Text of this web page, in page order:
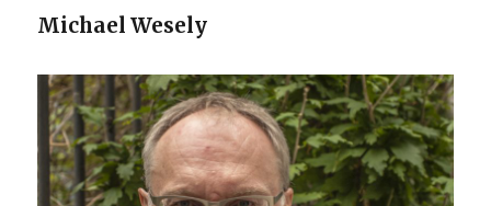
Michael Wesely